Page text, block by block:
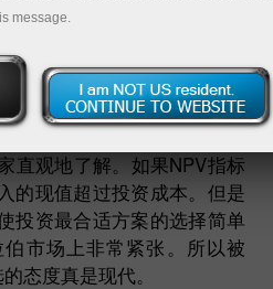
理方面上的关键问题就是保
手可以因为许多省略记号完
EVA, PBP, PV, NPV... 最后
直观地了解。如果NPV指标
的现值超过投资成本。但是
投资最合适方案的选择简单
市场上非常紧张。所以被
态度真是现代。
message.